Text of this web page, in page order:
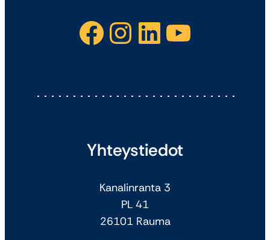
Facebook Instagram LinkedIn YouTube
Yhteystiedot
Kanalinranta 3
PL 41
26101 Rauma